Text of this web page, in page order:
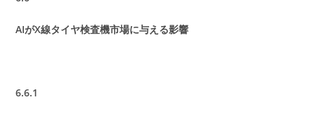
AIがX線タイヤ検査機市場に与える影響
6.6.1